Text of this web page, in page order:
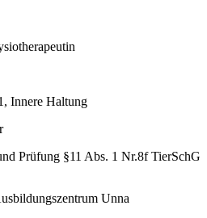
Innere Haltung
Prüfung §11 Abs. 1 Nr.8f TierSchG
Unna